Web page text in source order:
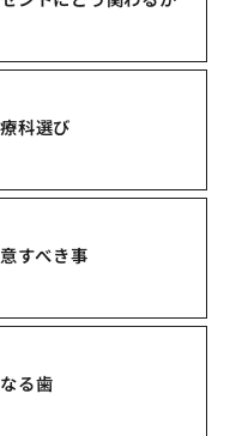
科選び
すべき事
る歯